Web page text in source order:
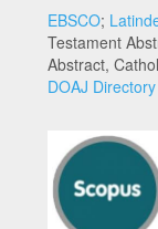
EBSCO;
Testament
Abstract,
DOAJ